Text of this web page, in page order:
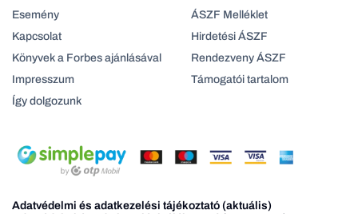
Esemény
Kapcsolat
Könyvek a Forbes ajánlásával
Impresszum
Így dolgozunk
ÁSZF Melléklet
Hirdetési ÁSZF
Rendezveny ÁSZF
Támogatói tartalom
Adatvédelmi és adatkezelési tájékoztató (aktuális)